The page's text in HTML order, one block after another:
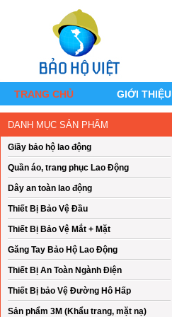
TRANG CHỦ GIỚI THIỆU
DANH MỤC SẢN PHẨM
Giầy bảo hộ lao động
Quần áo, trang phục Lao Động
Dây an toàn lao động
Thiết Bị Bảo Vệ Đầu
Thiết Bị Bảo Vệ Mắt + Mặt
Găng Tay Bảo Hộ Lao Động
Thiết Bị An Toàn Ngành Điện
Thiết Bị bảo Vệ Đường Hô Hấp
Sản phẩm 3M (Khẩu trang, mặt nạ)